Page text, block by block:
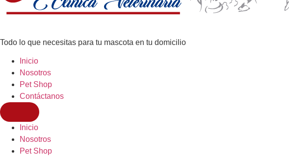
Todo lo que necesitas para tu mascota en tu domicilio
Inicio
Nosotros
Pet Shop
Contáctanos
Inicio
Nosotros
Pet Shop